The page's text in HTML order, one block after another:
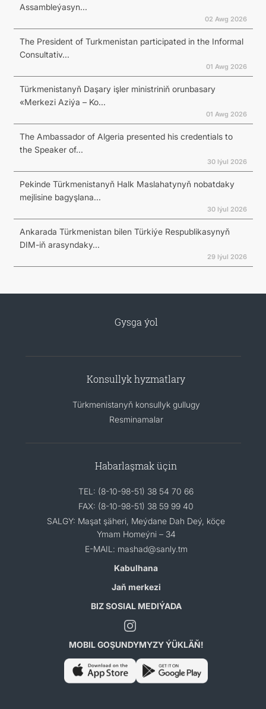
Assambleýasyn...
02 Awg 2026
The President of Turkmenistan participated in the Informal
Consultativ...
01 Awg 2026
Türkmenistanyň Daşary işler ministriniň orunbasary
«Merkezi Aziýa – Ko...
01 Awg 2026
The Ambassador of Algeria presented his credentials to
the Speaker of...
30 Iýul 2026
Pekinde Türkmenistanyň Halk Maslahatynyň nobatdaky
mejlisine bagyşlana...
30 Iýul 2026
Ankarada Türkmenistan bilen Türkiýe Respublikasynyň
DIM-iň arasyndaky...
29 Iýul 2026
Gysga ýol
Konsullyk hyzmatlary
Türkmenistanyň konsullyk gullugy
Resminamalar
Habarlaşmak üçin
TEL: (8-10-98-51) 38 54 70 66
FAX: (8-10-98-51) 38 59 99 40
SALGY: Maşat şäheri, Meýdane Dah Deý, köçe
Ymam Homeýni – 34
E-MAIL: mashad@sanly.tm
Kabulhana
Jaň merkezi
BIZ SOSIAL MEDIÝADA
MOBIL GOŞUNDYMYZY ÝÜKLÄŇ!